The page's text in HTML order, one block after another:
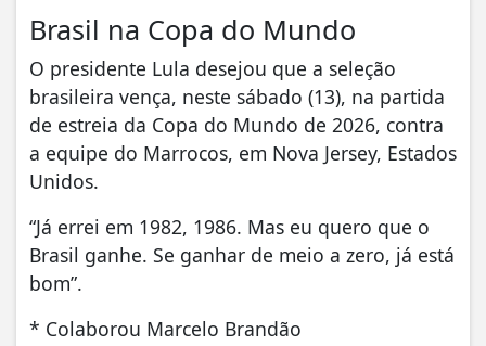
Brasil na Copa do Mundo
O presidente Lula desejou que a seleção
brasileira vença, neste sábado (13), na partida
de estreia da Copa do Mundo de 2026, contra
a equipe do Marrocos, em Nova Jersey, Estados
Unidos.
“Já errei em 1982, 1986. Mas eu quero que o
Brasil ganhe. Se ganhar de meio a zero, já está
bom”.
* Colaborou Marcelo Brandão